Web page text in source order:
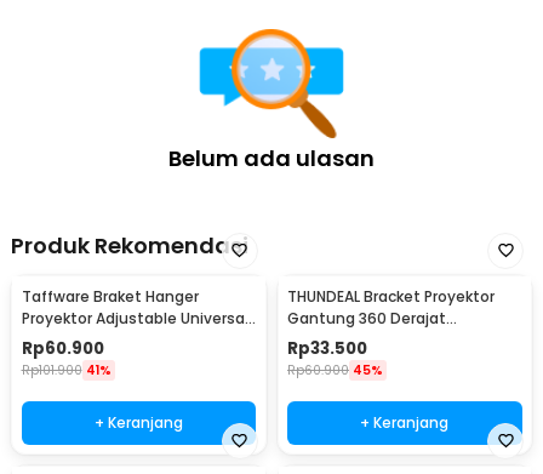
1 x TINYSOME Holder GPU VGA Graphic Card Anti Sag Bracket
Metal Adjustable - GX50
2 x Bantalan EVA (1 Sudah Terpasang)
Belum ada ulasan
Produk Rekomendasi
Taffware Braket Hanger
Proyektor Adjustable Universal
Bracket - NB-P1
Rp60.900
Rp101.900 41%
+ Keranjang
THUNDEAL Bracket Proyektor
Gantung 360 Derajat
Adjustable 10kg - PH45
Rp33.500
Rp60.900 45%
+ Keranjang